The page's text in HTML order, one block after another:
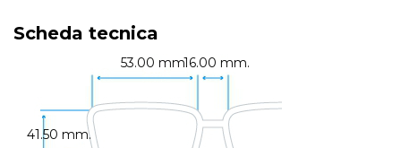
Scheda tecnica
53.00 mm.16.00 mm.
41.50 mm.